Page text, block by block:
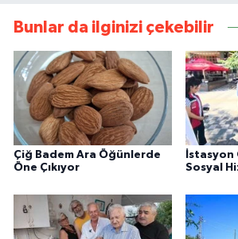
Bunlar da ilginizi çekebilir
Çiğ Badem Ara Öğünlerde
Öne Çıkıyor
Sosyal